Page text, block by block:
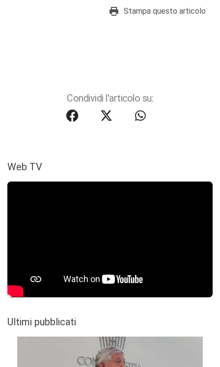
Stampa questo articolo
Condividi l'articolo su:
Web TV
Ultimi pubblicati